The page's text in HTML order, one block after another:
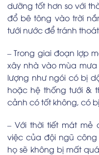
dưỡng tốt hơn so với
đổ bê tông vào trời
tưới nước để tránh
– Trong giai đoạn lợp
xây nhà vào mùa
lượng như ngói có bị
hoặc hệ thống tưới &
cảnh có tốt không, có
– Với thời tiết mát mẻ
việc của đội ngũ
họ sẽ không bị mất